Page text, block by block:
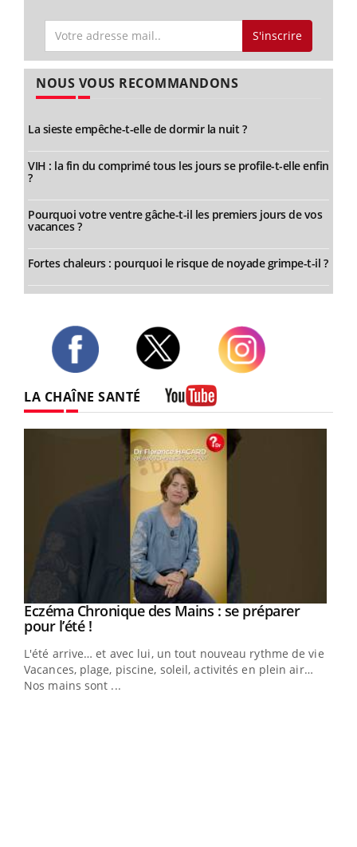
S'inscrire
NOUS VOUS RECOMMANDONS
La sieste empêche-t-elle de dormir la nuit ?
VIH : la fin du comprimé tous les jours se profile-t-elle enfin
?
Pourquoi votre ventre gâche-t-il les premiers jours de vos
vacances ?
Fortes chaleurs : pourquoi le risque de noyade grimpe-t-il ?
LA CHAÎNE SANTÉ
Youtube
Eczéma Chronique des Mains : se préparer
pour l’été !Youtube
L'été arrive… et avec lui, un tout nouveau rythme de vie !
Vacances, plage, piscine, soleil, activités en plein air…
Nos mains sont ...